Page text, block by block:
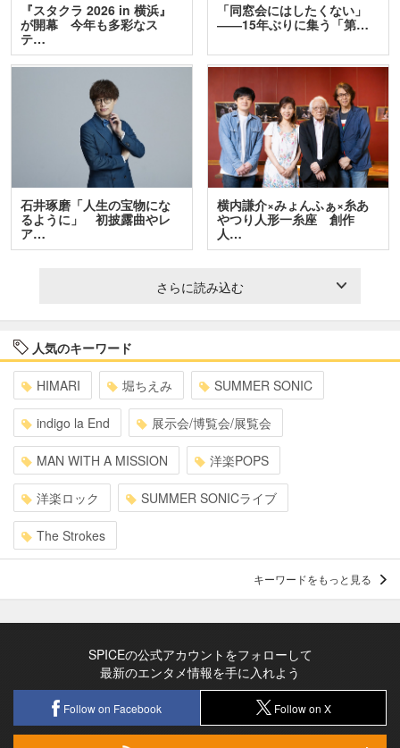
『スタクラ 2026 in 横浜』
が開幕 今年も多彩なス
テ…
「同窓会にはしたくない」
――15年ぶりに集う「第…
石井琢磨「人生の宝物にな
るように」 初披露曲やレ
ア…
横内謙介×みょんふぁ×糸あ
やつり人形一糸座 創作
人…
さらに読み込む
人気のキーワード
HIMARI 堀ちえみ SUMMER SONIC
indigo la End 展示会/博覧会/展覧会
MAN WITH A MISSION 洋楽POPS
洋楽ロック SUMMER SONICライブ
The Strokes
キーワードをもっと見る
SPICEの公式アカウントをフォローして
最新のエンタメ情報を手に入れよう
Follow on Facebook Follow on X